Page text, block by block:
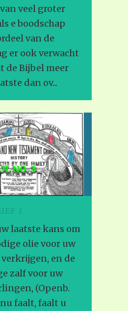
veel groter
e boodschap
van de
er ook verwacht
de Bijbel meer
dan ov...
3
laatste kans om
olie voor uw
en de
zalf voor uw
(Openb.
nu faalt, faalt u